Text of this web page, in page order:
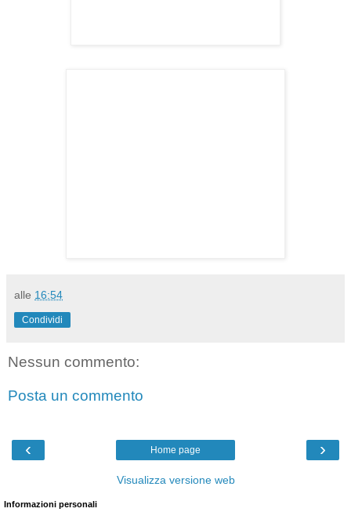
alle 16:54
Condividi
Nessun commento:
Posta un commento
‹ ›
Home page
Visualizza versione web
Informazioni personali